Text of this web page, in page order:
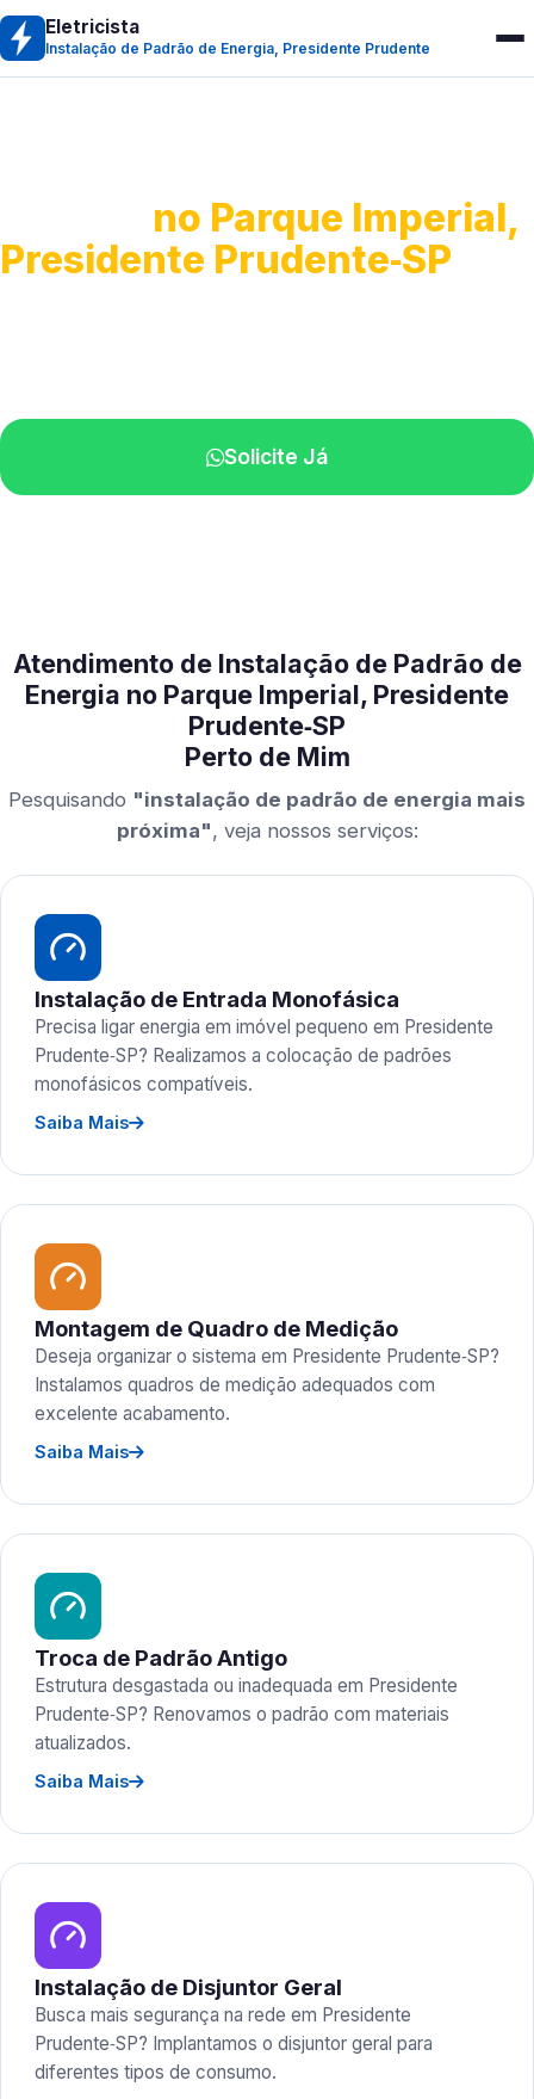
Eletricista
Instalação de Padrão de Energia, Presidente Prudente
no Parque Imperial,
Presidente Prudente‑SP
Solicite Já
Atendimento de Instalação de Padrão de
Energia no Parque Imperial, Presidente
Prudente‑SP
Perto de Mim
Pesquisando "instalação de padrão de energia mais
próxima", veja nossos serviços:
Instalação de Entrada Monofásica
Precisa ligar energia em imóvel pequeno em Presidente
Prudente‑SP? Realizamos a colocação de padrões
monofásicos compatíveis.
Saiba Mais
Montagem de Quadro de Medição
Deseja organizar o sistema em Presidente Prudente‑SP?
Instalamos quadros de medição adequados com
excelente acabamento.
Saiba Mais
Troca de Padrão Antigo
Estrutura desgastada ou inadequada em Presidente
Prudente‑SP? Renovamos o padrão com materiais
atualizados.
Saiba Mais
Instalação de Disjuntor Geral
Busca mais segurança na rede em Presidente
Prudente‑SP? Implantamos o disjuntor geral para
diferentes tipos de consumo.